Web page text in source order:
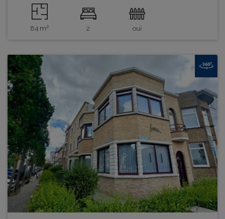
84 m² 2 oui